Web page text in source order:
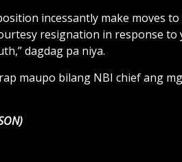
incessantly make moves
resignation in response to
dagdag pa niya.
maupo bilang NBI chief ang